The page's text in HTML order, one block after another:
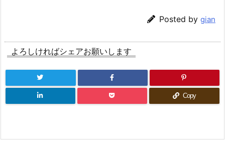
Posted by gian
よろしければシェアお願いします
Copy